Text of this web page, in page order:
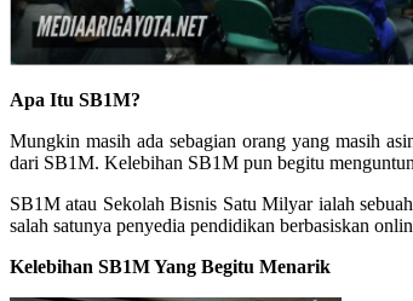
Apa Itu SB1M?
Mungkin masih ada sebagian orang yang masih
dari SB1M. Kelebihan SB1M pun begitu
SB1M atau Sekolah Bisnis Satu Milyar ialah
salah satunya penyedia pendidikan berbasiskan
Kelebihan SB1M Yang Begitu Menarik